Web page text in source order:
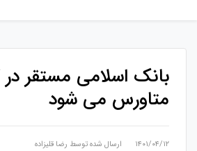
بانک اسلامی مستقر
متاورس می شود
۱۴۰۱/۰۴/۱۲ ارسال شده توسط رضا قلیزاده